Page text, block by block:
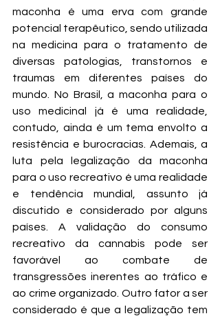
maconha é uma erva com grande
potencial terapêutico, sendo utilizada
na medicina para o tratamento de
diversas patologias, transtornos e
traumas em diferentes países do
mundo. No Brasil, a maconha para o
uso medicinal já é uma realidade,
contudo, ainda é um tema envolto a
resistência e burocracias. Ademais, a
luta pela legalização da maconha
para o uso recreativo é uma realidade
e tendência mundial, assunto já
discutido e considerado por alguns
países. A validação do consumo
recreativo da cannabis pode ser
favorável ao combate de
transgressões inerentes ao tráfico e
ao crime organizado. Outro fator a ser
considerado é que a legalização tem